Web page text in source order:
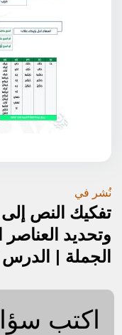
تصفّح
المقالات
نُشر في
تفكيك النص
وتحديد
الجملة | الدرس ٢
اكتب